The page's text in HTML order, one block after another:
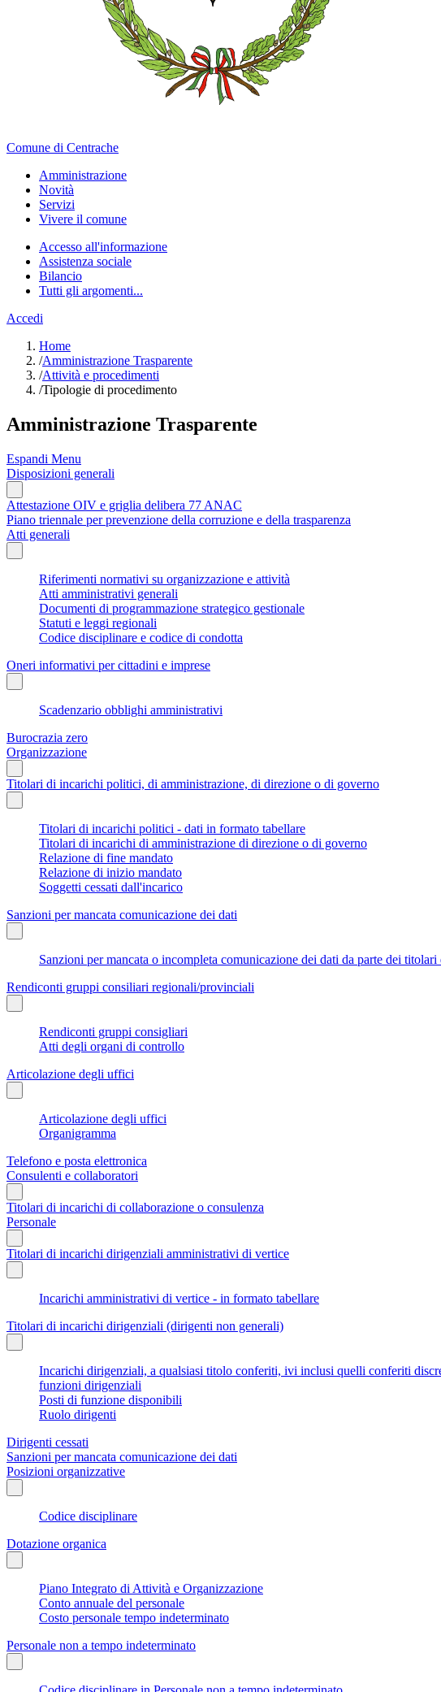
Comune di Centrache
Amministrazione
Novità
Servizi
Vivere il comune
Accesso all'informazione
Assistenza sociale
Bilancio
Tutti gli argomenti...
Accedi
Home
/Amministrazione Trasparente
/Attività e procedimenti
/Tipologie di procedimento
Amministrazione Trasparente
Espandi Menu
Disposizioni generali
Attestazione OIV e griglia delibera 77 ANAC
Piano triennale per prevenzione della corruzione e della trasparenza
Atti generali
Riferimenti normativi su organizzazione e attività
Atti amministrativi generali
Documenti di programmazione strategico gestionale
Statuti e leggi regionali
Codice disciplinare e codice di condotta
Oneri informativi per cittadini e imprese
Scadenzario obblighi amministrativi
Burocrazia zero
Organizzazione
Titolari di incarichi politici, di amministrazione, di direzione o di governo
Titolari di incarichi politici - dati in formato tabellare
Titolari di incarichi di amministrazione di direzione o di governo
Relazione di fine mandato
Relazione di inizio mandato
Soggetti cessati dall'incarico
Sanzioni per mancata comunicazione dei dati
Sanzioni per mancata o incompleta comunicazione dei dati da parte dei
Rendiconti gruppi consiliari regionali/provinciali
Rendiconti gruppi consigliari
Atti degli organi di controllo
Articolazione degli uffici
Articolazione degli uffici
Organigramma
Telefono e posta elettronica
Consulenti e collaboratori
Titolari di incarichi di collaborazione o consulenza
Personale
Titolari di incarichi dirigenziali amministrativi di vertice
Incarichi amministrativi di vertice - in formato tabellare
Titolari di incarichi dirigenziali (dirigenti non generali)
Incarichi dirigenziali, a qualsiasi titolo conferiti, ivi inclusi quelli conferiti
funzioni dirigenziali
Posti di funzione disponibili
Ruolo dirigenti
Dirigenti cessati
Sanzioni per mancata comunicazione dei dati
Posizioni organizzative
Codice disciplinare
Dotazione organica
Piano Integrato di Attività e Organizzazione
Conto annuale del personale
Costo personale tempo indeterminato
Personale non a tempo indeterminato